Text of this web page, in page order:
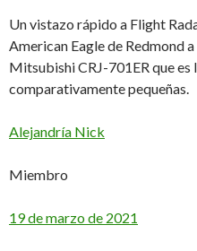
Un vistazo rápido a Flight
American Eagle de Redmond
Mitsubishi CRJ-701ER que es
comparativamente pequeñas.
Alejandría Nick
Miembro
19 de marzo de 2021